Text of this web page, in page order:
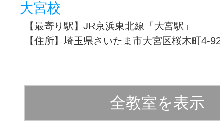
特集をみる
掲載のお問
大宮校
【最寄り駅】JR京浜東北線「大宮駅」
【住所】埼玉県さいたま市大宮区桜木町4-
全教室を表示